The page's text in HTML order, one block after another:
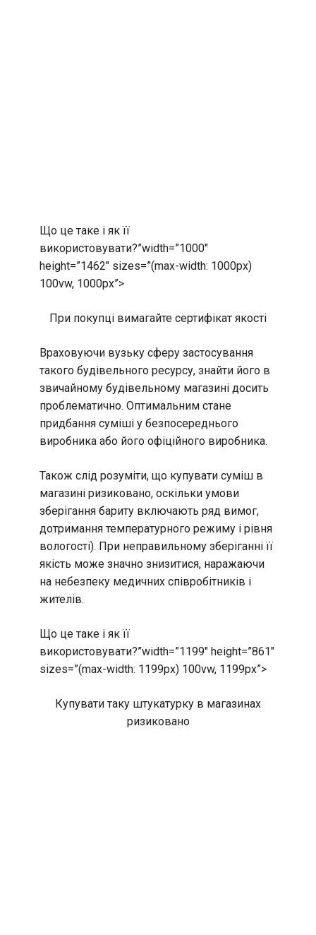
Що це таке і як її
використовувати?”width=”1000″
height=”1462″ sizes=”(max-width: 1000px)
100vw, 1000px”>
При покупці вимагайте сертифікат якості
Враховуючи вузьку сферу застосування
такого будівельного ресурсу, знайти його в
звичайному будівельному магазині досить
проблематично. Оптимальним стане
придбання суміші у безпосереднього
виробника або його офіційного виробника.
Також слід розуміти, що купувати суміш в
магазині ризиковано, оскільки умови
зберігання бариту включають ряд вимог,
дотримання температурного режиму і рівня
вологості). При неправильному зберіганні її
якість може значно знизитися, наражаючи
на небезпеку медичних співробітників і
жителів.
Що це таке і як її
використовувати?”width=”1199″ height=”861″
sizes=”(max-width: 1199px) 100vw, 1199px”>
Купувати таку штукатурку в магазинах
ризиковано